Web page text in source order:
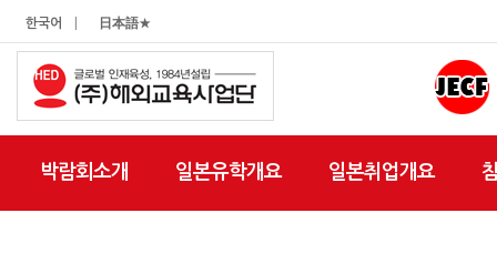
한국어 日本語★
박람회소개 일본유학개요 일본취업개요